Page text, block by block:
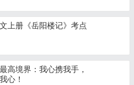
上册《岳阳楼记​》考点
高境界：我心携我手，
心！